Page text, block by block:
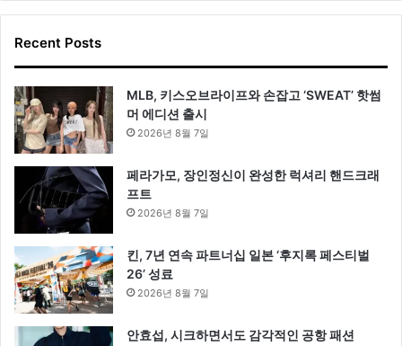
Recent Posts
MLB, 키스오브라이프와 손잡고 ‘SWEAT’ 핫썸
머 에디션 출시
2026년 8월 7일
페라가모, 장인정신이 완성한 럭셔리 핸드크래
프트
2026년 8월 7일
킨, 7년 연속 파트너십 일본 ‘후지록 페스티벌
26’ 성료
2026년 8월 7일
안효섭, 시크하면서도 감각적인 공항 패션